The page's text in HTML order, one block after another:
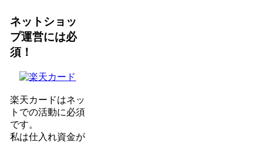
ネットショッ
プ運営には必
須！
楽天カードはネッ
トでの活動に必須
です。
私は仕入れ資金が